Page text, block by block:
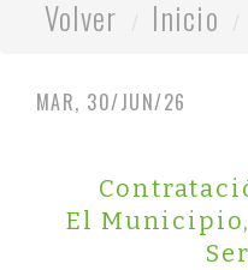
Volver Inicio
MAR, 30/JUN/26
El Municipio,